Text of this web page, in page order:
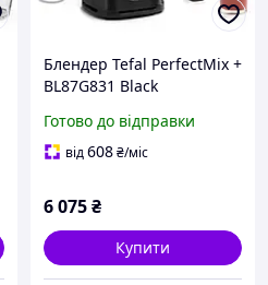
Блендер Tefal PerfectMix +
BL87G831 Black
Готово до відправки
від608₴/міс
6 075₴
Купити